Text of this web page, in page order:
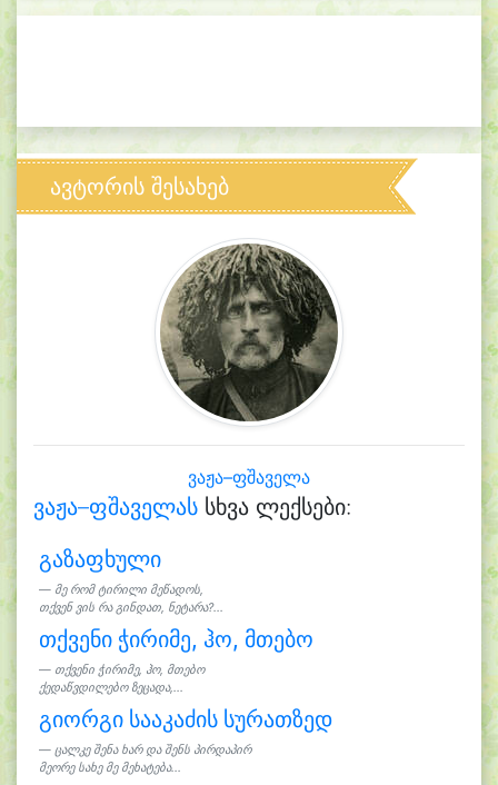
ავტორის შესახებ
ვაჟა–ფშაველა
ვაჟა–ფშაველას სხვა ლექსები:
გაზაფხული
მე რომ ტირილი მეწადოს,
თქვენ ვის რა გინდათ, ნეტარა?...
თქვენი ჭირიმე, ჰო, მთებო
თქვენი ჭირიმე, ჰო, მთებო
ქედაწვდილებო ზეცადა,...
გიორგი სააკაძის სურათზედ
ცალკე შენა ხარ და შენს პირდაპირ
მეორე სახე მე მეხატება...